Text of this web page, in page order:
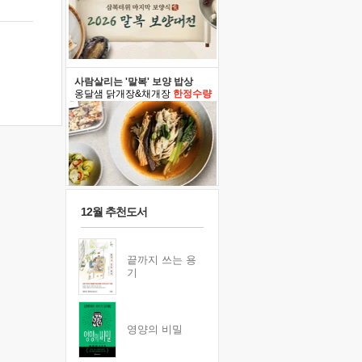
사람살리는 '말복' 보양 밥상
옹달샘 닭개장&채개장 한정수량
12월 추천도서
끝까지 쓰는 용
기
영양의 비밀